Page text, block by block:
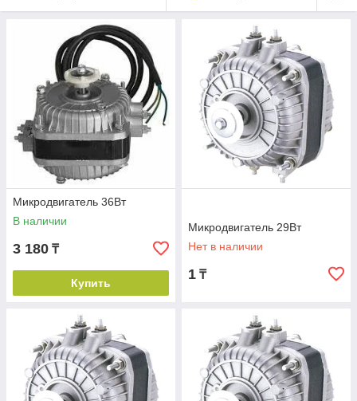
Микродвигатель 36Вт
В наличии
3 180 ₸
Купить
Микродвигатель 29Вт
Нет в наличии
1 ₸